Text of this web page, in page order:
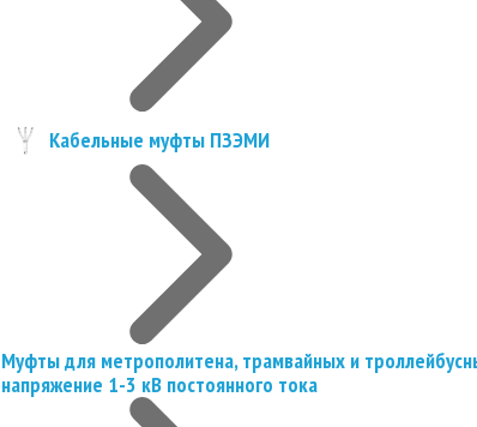
Кабельные муфты ПЗЭМИ
Муфты для метрополитена, трамвайных и
напряжение 1-3 кВ постоянного тока